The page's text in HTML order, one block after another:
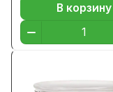
В корзину